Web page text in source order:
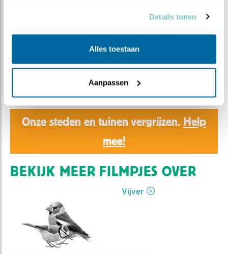
Details tonen
Alles toestaan
Aanpassen
Vroege vogels
Ed Hoogkamer | Geplaatst op 26 juni 2019, 9:18 |
Vind ik leuk| Bewaar dit filmpje| 1107x
Onze steden en tuinen vergrijzen. Help
mee!
BEKIJK MEER FILMPJES OVER
Vijver